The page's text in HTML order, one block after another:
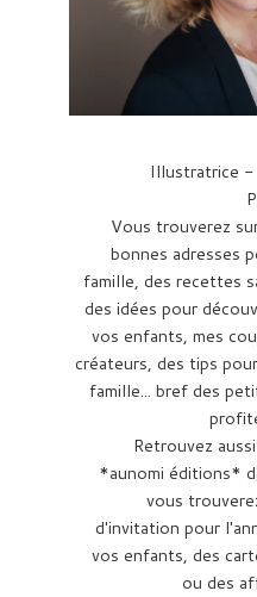
Illustratrice
Vous trouverez
bonnes adresses
famille, des recettes
des idées pour
vos enfants, mes
créateurs, des tips
famille... bref des
Retrouvez
*aunomi éditions*
vous
d'invitation pour
vos enfants, des
ou des